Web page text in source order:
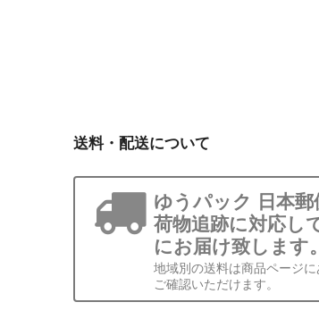
送料・配送について
ゆうパック 日本
荷物追跡に対応し
にお届け致します。
地域別の送料は商品ページ
ご確認いただけます。